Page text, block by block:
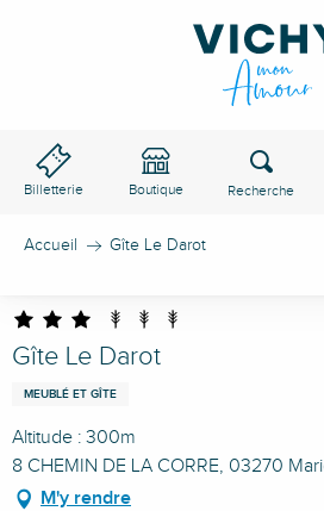
Billetterie Boutique
Accueil Gîte Le Darot
Gîte Le Darot
MEUBLÉ ET GÎTE
Altitude : 300m
8 CHEMIN DE LA CORRE, 03270
M'y rendre